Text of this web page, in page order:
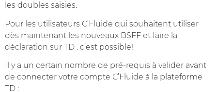
les doubles saisies.
Pour les utilisateurs C’Fluide qui souhaitent utiliser
dès maintenant les nouveaux BSFF et faire la
déclaration sur TD : c’est possible!
Il y a un certain nombre de pré-requis à valider avant
de connecter votre compte C’Fluide à la plateforme
TD :